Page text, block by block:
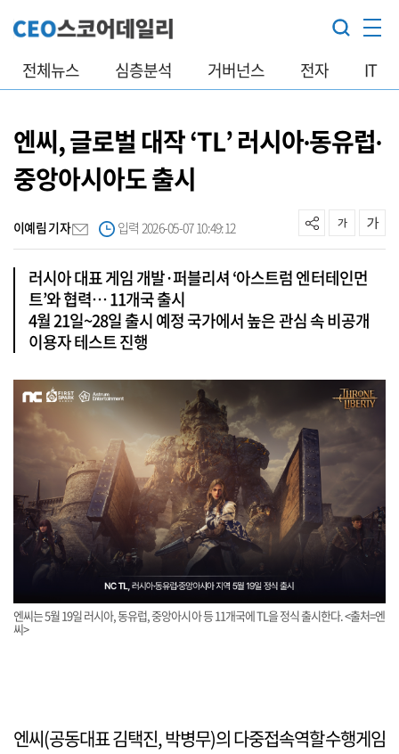
전체뉴스 심층분석 거버넌스 전자 IT
엔씨, 글로벌 대작 ‘TL’ 러시아∙동유럽∙
중앙아시아도 출시
이예림 기자 입력 2026-05-07 10:49:12
러시아 대표 게임 개발·퍼블리셔 ‘아스트럼 엔터테인먼
트’와 협력… 11개국 출시
4월 21일~28일 출시 예정 국가에서 높은 관심 속 비공개
이용자 테스트 진행
엔씨는 5월 19일 러시아, 동유럽, 중앙아시아 등 11개국에 TL을 정식 출시한다. <출처=엔
씨>
엔씨(공동대표 김택진, 박병무)의 다중접속역할수행게임